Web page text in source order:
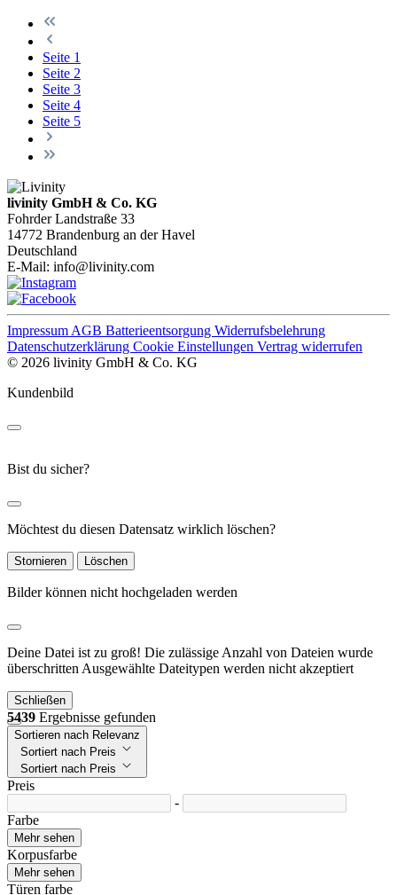
Seite 1
Seite 2
Seite 3
Seite 4
Seite 5
livinity GmbH & Co. KG
Fohrder Landstraße 33
14772 Brandenburg an der Havel
Deutschland
E-Mail: info@livinity.com
Impressum AGB Batterieentsorgung Widerrufsbelehrung
Datenschutzerklärung Cookie Einstellungen Vertrag widerrufen
© 2026 livinity GmbH & Co. KG
Kundenbild
Bist du sicher?
Möchtest du diesen Datensatz wirklich löschen?
Stornieren Löschen
Bilder können nicht hochgeladen werden
Deine Datei ist zu groß! Die zulässige Anzahl von Dateien wurde
überschritten Ausgewählte Dateitypen werden nicht akzeptiert
Schließen
5439 Ergebnisse gefunden
Sortieren nach Relevanz
Sortiert nach Preis
Sortiert nach Preis
Preis
-
Farbe
Mehr sehen
Korpusfarbe
Mehr sehen
Türen farbe